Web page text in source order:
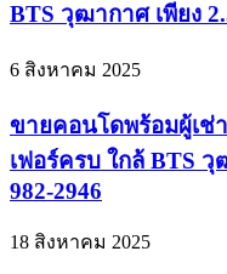
BTS วุฒากาศ เพียง
6 สิงหาคม 2025
ขายคอนโดพร้อมผู้เช่
เฟอร์ครบ ใกล้ BTS วุ
982-2946
18 สิงหาคม 2025